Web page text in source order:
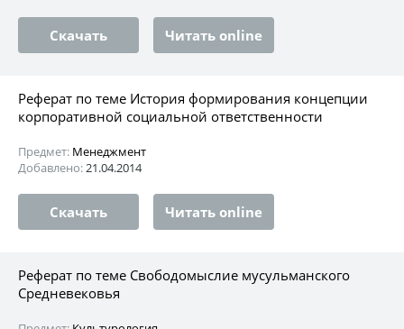
Скачать Читать online
Реферат по теме История формирования концепции
корпоративной социальной ответственности
Предмет: Менеджмент
Добавлено:21.04.2014
Скачать Читать online
Реферат по теме Свободомыслие мусульманского
Средневековья